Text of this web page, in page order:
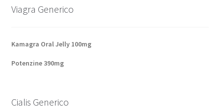
Modes de paiement
Mon compte
Viagra Generico
Kamagra Oral Jelly 100mg
Potenzine 390mg
Cialis Generico